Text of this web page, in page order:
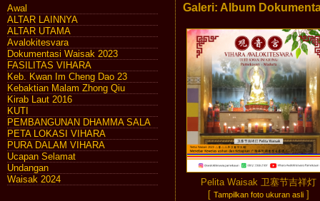
Awal
ALTAR LAINNYA
ALTAR UTAMA
Avalokitesvara
Dokumentasi Waisak 2023
FASILITAS VIHARA
Keb. Kwan Im Cheng Dao 23
Kebaktian Malam Zhong Qiu
Kirab Laut 2016
KUTI
PEMBANGUNAN DHAMMA SALA
PETA LOKASI VIHARA
PURA DALAM VIHARA
Ucapan Selamat
Undangan
Waisak 2024
Galeri: Album
Pelita Waisak 卫塞节吉祥灯
[ Tampilkan foto ukuran asli ]